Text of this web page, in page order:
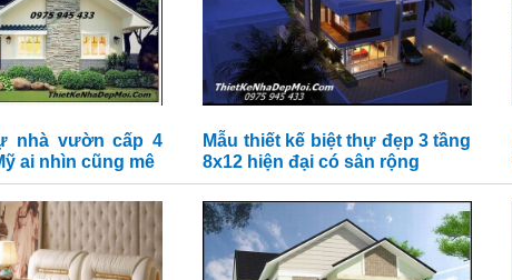
nhà vườn cấp 4
ai nhìn cũng mê
Mẫu thiết kế biệt thự đẹp 3 tầng
8x12 hiện đại có sân rộng